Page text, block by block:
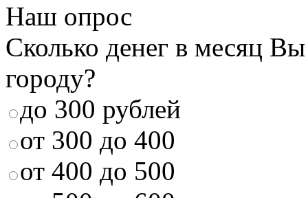
Наш опрос
Сколько денег в месяц
городу?
до 300 рублей
от 300 до 400
от 400 до 500